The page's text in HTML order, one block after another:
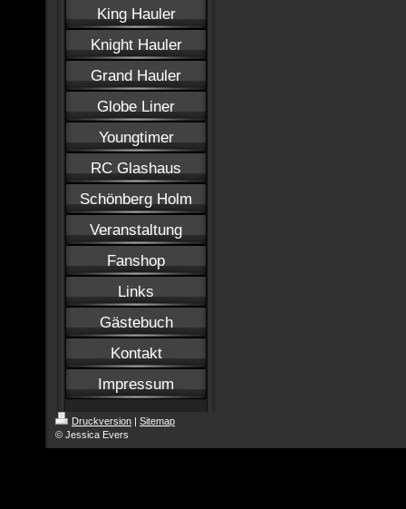
King Hauler
Knight Hauler
Grand Hauler
Globe Liner
Youngtimer
RC Glashaus
Schönberg Holm
Veranstaltung
Fanshop
Links
Gästebuch
Kontakt
Impressum
Druckversion | Sitemap
© Jessica Evers